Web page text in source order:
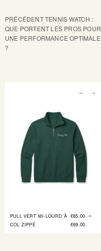
PRÉCÉDENTTENNIS WATCH :
QUE PORTENT LES PROS POUR
UNE PERFORMANCE OPTIMALE
?
← →
PULL VERT MI-LOURD À
COL ZIPPÉ
€65.00 –
€69.00